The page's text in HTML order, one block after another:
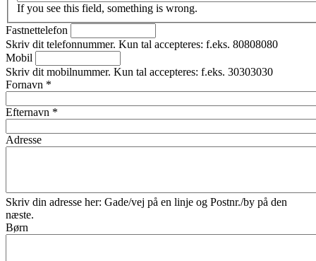
If you see this field, something is wrong.
Fastnettelefon
Skriv dit telefonnummer. Kun tal accepteres: f.eks. 80808080
Mobil
Skriv dit mobilnummer. Kun tal accepteres: f.eks. 30303030
Fornavn *
Efternavn *
Adresse
Skriv din adresse her: Gade/vej på en linje og Postnr./by på den
næste.
Børn